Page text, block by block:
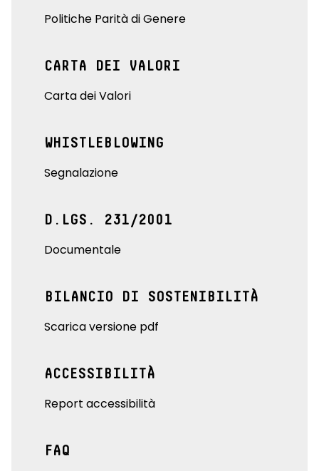
Politiche Parità di Genere
CARTA DEI VALORI
Carta dei Valori
WHISTLEBLOWING
Segnalazione
D.LGS. 231/2001
Documentale
BILANCIO DI SOSTENIBILITÀ
Scarica versione pdf
ACCESSIBILITÀ
Report accessibilità
FAQ